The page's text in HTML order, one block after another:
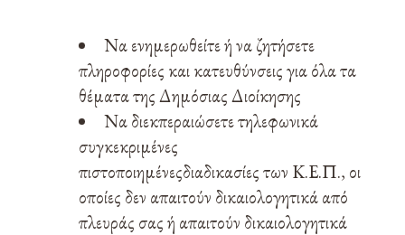
Να ενημερωθείτε ή να ζητήσετε
πληροφορίες και κατευθύνσεις για όλα τα
θέματα της Δημόσιας Διοίκησης
Να διεκπεραιώσετε τηλεφωνικά
συγκεκριμένες
πιστοποιημένεςδιαδικασίες των Κ.Ε.Π., οι
οποίες δεν απαιτούν δικαιολογητικά από
πλευράς σας ή απαιτούν δικαιολογητικά